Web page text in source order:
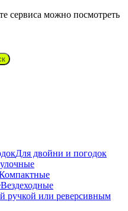
сервиса можно посмотреть
Для двойни и погодок
Вездеходные